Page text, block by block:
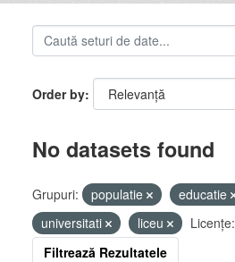
Order by
No datasets found
Grupuri: populatie educatie
universitati
liceu Licenţe:
Filtrează Rezultatele